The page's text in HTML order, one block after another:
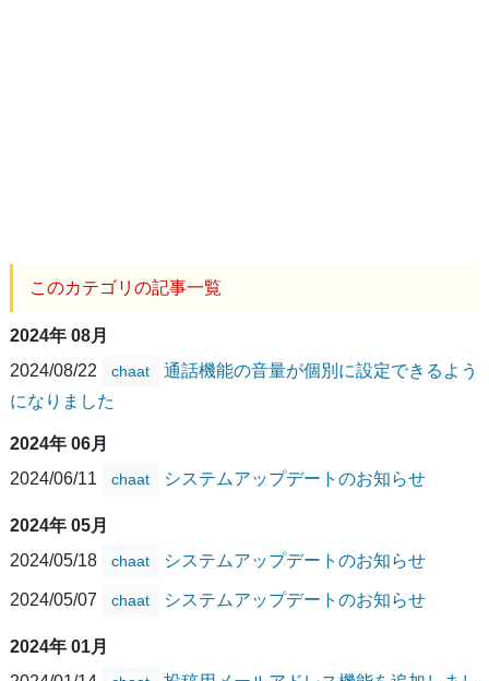
このカテゴリの記事一覧
2024年 08月
2024/08/22
chaat
通話機能の音量が個別に設定できるよう
になりました
2024年 06月
2024/06/11
chaat システムアップデートのお知らせ
2024年 05月
2024/05/18
chaat システムアップデートのお知らせ
2024/05/07 chaat システムアップデートのお知らせ
2024年 01月